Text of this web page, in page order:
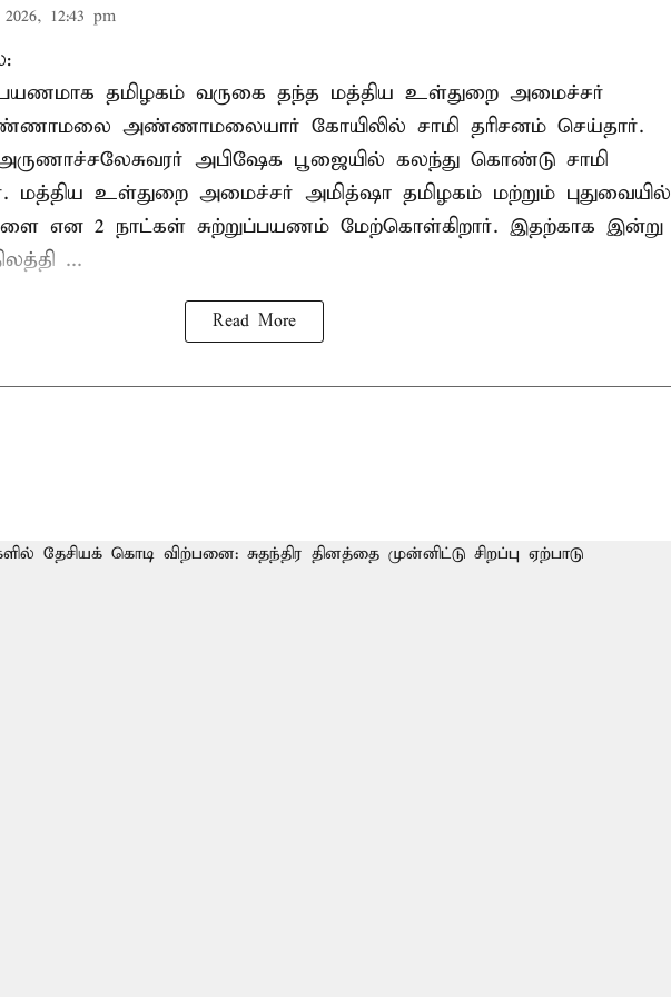
12:43 pm
தமிழகம் வருகை தந்த மத்திய உள்துறை அமைச்சர்
அண்ணாமலையார் கோயிலில் சாமி தரிசனம் செய்தார்.
அபிஷேக பூஜையில் கலந்து கொண்டு சாமி
மத்திய உள்துறை அமைச்சர் அமித்ஷா தமிழகம் மற்றும் புதுவையில்
என 2 நாட்கள் சுற்றுப்பயணம் மேற்கொள்கிறார். இதற்காக இன்று
...
Read More